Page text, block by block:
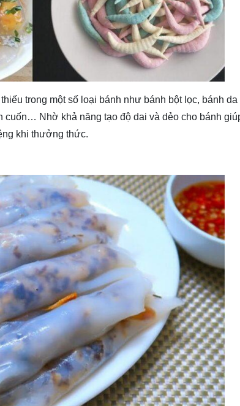
trong một số loại bánh như bánh bột lọc, bánh da
cuốn… Nhờ khả năng tạo độ dai và dẻo cho bánh
khi thưởng thức.